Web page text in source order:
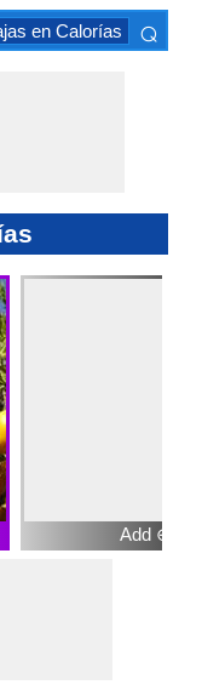
en Calorías Frutas
⌕
Add ⊕